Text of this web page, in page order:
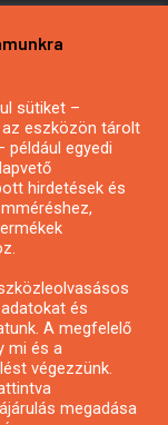
sütiket –
eszközön tárolt
egyedi
hirdetések és
és
A megfelelő
mi és a
végezzünk.
megadása